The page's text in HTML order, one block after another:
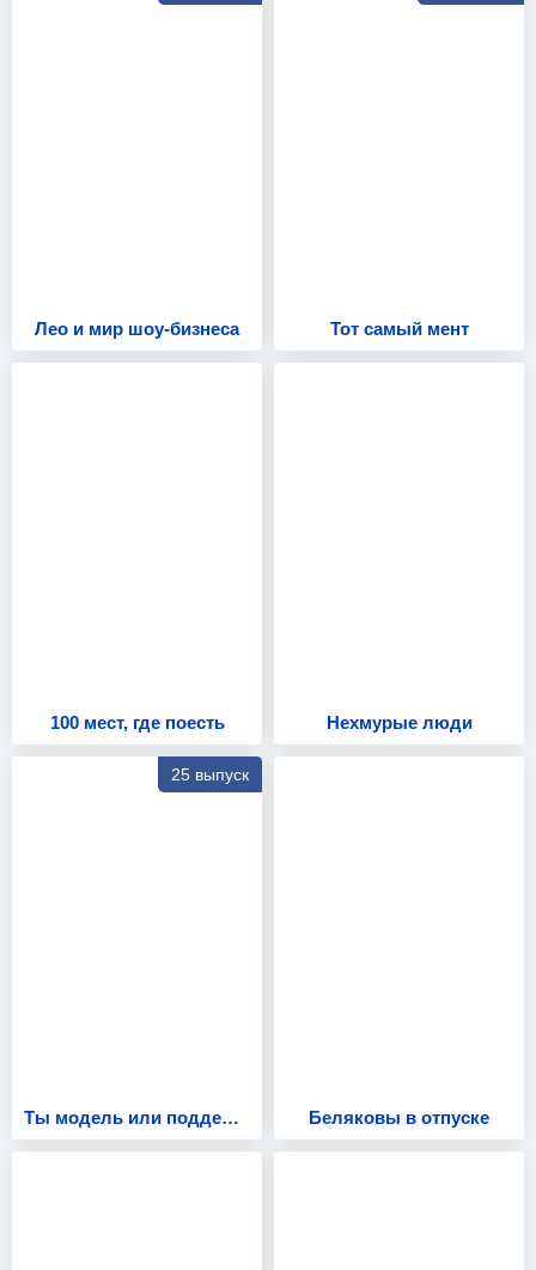
Лео и мир шоу-бизнеса Тот самый мент
100 мест, где поесть Нехмурые люди
25 выпуск
Ты модель или подделка? Беляковы в отпуске